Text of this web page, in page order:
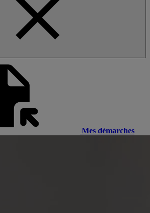
Mes démarches